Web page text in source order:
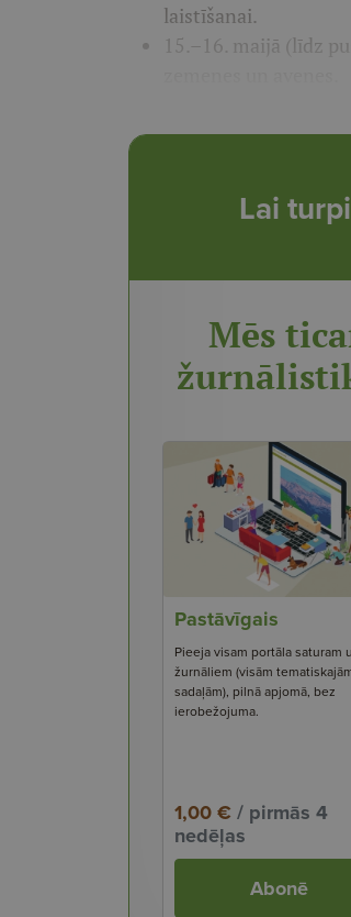
laistīšanai.
15.–16. maijā (līdz
Lai
Mēs
Pastāvīgais
Pieeja visam portāla saturam
žurnāliem (visām
sadaļām), pilnā apjomā, bez
ierobežojuma.
1,00 € / pirmās 4
nedēļas
Abonē